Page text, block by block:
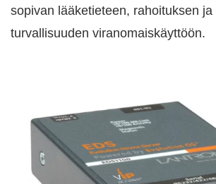
sopivan lääketieteen, rahoituksen ja
turvallisuuden viranomaiskäyttöön.